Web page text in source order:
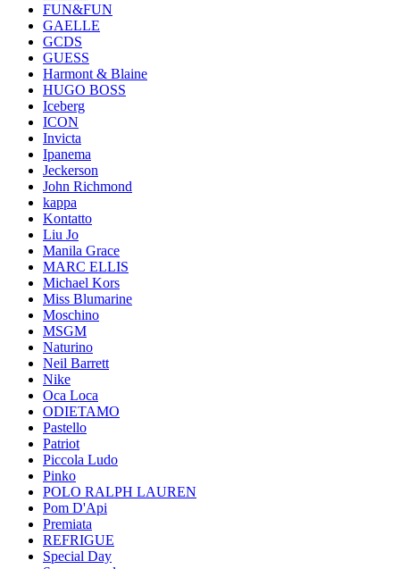
FUN&FUN
GAELLE
GCDS
GUESS
Harmont & Blaine
HUGO BOSS
Iceberg
ICON
Invicta
Ipanema
Jeckerson
John Richmond
kappa
Kontatto
Liu Jo
Manila Grace
MARC ELLIS
Michael Kors
Miss Blumarine
Moschino
MSGM
Naturino
Neil Barrett
Nike
Oca Loca
ODIETAMO
Pastello
Patriot
Piccola Ludo
Pinko
POLO RALPH LAUREN
Pom D'Api
Premiata
REFRIGUE
Special Day